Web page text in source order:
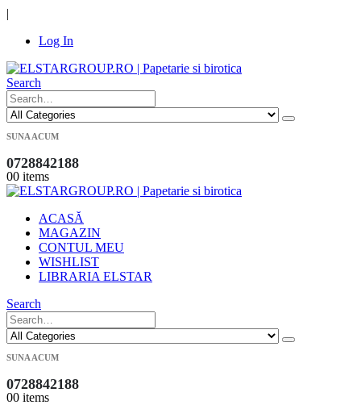
|
Log In
Search
SUNA ACUM
0728842188
00 items
ACASĂ
MAGAZIN
CONTUL MEU
WISHLIST
LIBRARIA ELSTAR
Search
SUNA ACUM
0728842188
00 items